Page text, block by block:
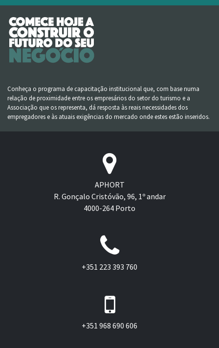
Conheça o programa de capacitação institucional que, com base numa
relação de proximidade entre os empresários do setor do turismo e a
Associação que os representa, dá resposta às reais necessidades dos
empregadores e às atuais exigências do mercado onde estes estão inseridos.
APHORT
R. Gonçalo Cristóvão, 96, 1º andar
4000-264 Porto
+351 223 393 760
+351 968 690 606